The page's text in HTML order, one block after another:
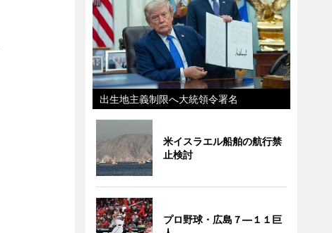
出生地主義制限へ大統領令署名
米イスラエル船舶の航行禁
止検討
プロ野球・広島７―１１巨